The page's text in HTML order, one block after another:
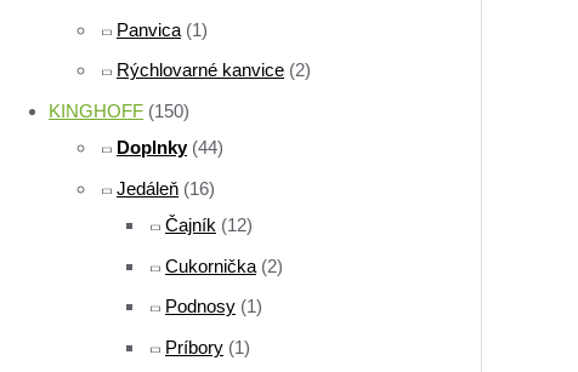
Panvica (1)
Rýchlovarné kanvice (2)
KINGHOFF (150)
Doplnky (44)
Jedáleň (16)
Čajník (12)
Cukornička (2)
Podnosy (1)
Príbory (1)